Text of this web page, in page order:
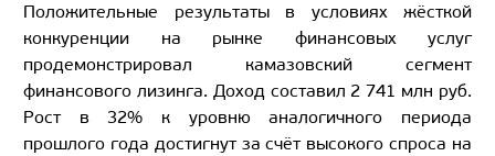
Положительные результаты в условиях жёсткой
конкуренции на рынке финансовых услуг
продемонстрировал камазовский сегмент
финансового лизинга. Доход составил 2 741 млн руб.
Рост в 32% к уровню аналогичного периода
прошлого года достигнут за счёт высокого спроса на